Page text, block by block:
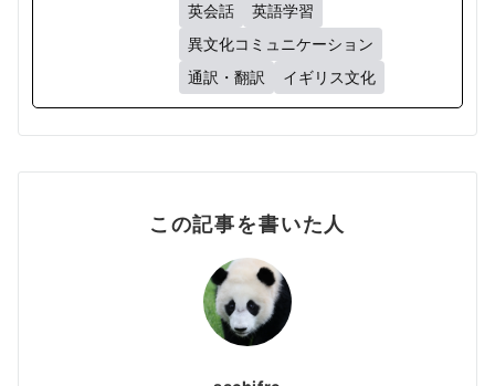
英会話
英語学習
異文化コミュニケーション
通訳・翻訳
イギリス文化
この記事を書いた人